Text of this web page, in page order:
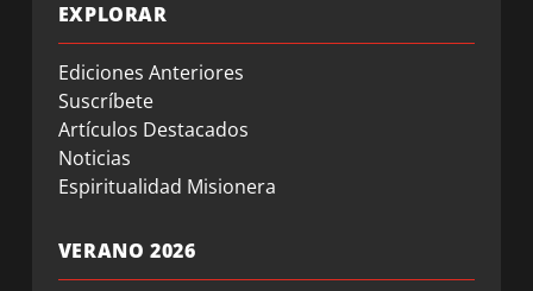
EXPLORAR
Ediciones Anteriores
Suscríbete
Artículos Destacados
Noticias
Espiritualidad Misionera
VERANO 2026